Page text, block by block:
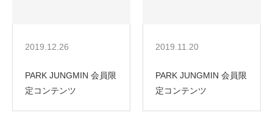
2019.12.26
PARK JUNGMIN 会員限
定コンテンツ
2019.11.20
PARK JUNGMIN 会員限
定コンテンツ